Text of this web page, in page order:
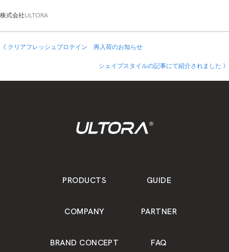
株式会社ULTORA
《 クリアフレッシュプロテイン 再入荷のお知らせ
シェイプスタイルの記事にて紹介されました 》
PRODUCTS GUIDE
COMPANY PARTNER
BRAND CONCEPT FAQ